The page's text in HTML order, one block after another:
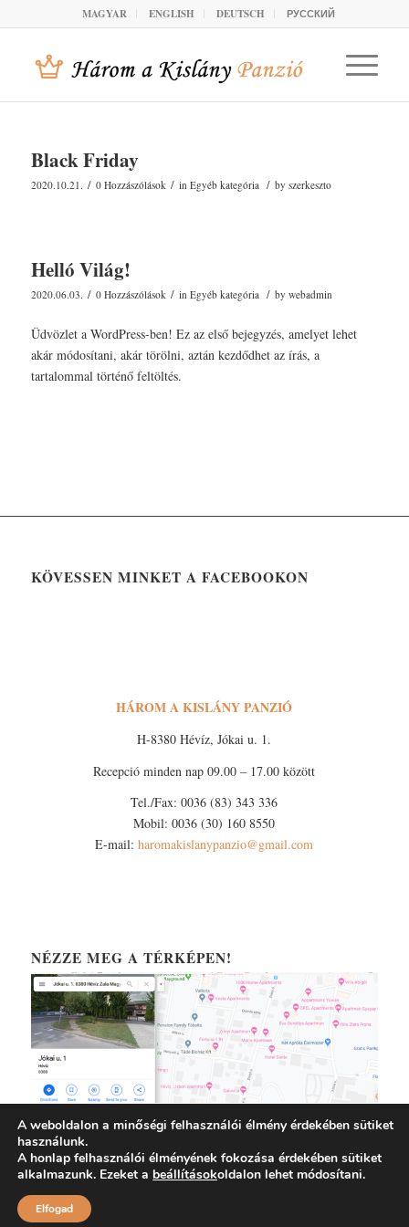
MAGYAR ENGLISH DEUTSCH РУССКИЙ
Black Friday
2020.10.21. / 0 Hozzászólások / in Egyéb kategória / by szerkeszto
Helló Világ!
2020.06.03. / 0 Hozzászólások / in Egyéb kategória / by webadmin
Üdvözlet a WordPress-ben! Ez az első bejegyzés, amelyet lehet
akár módosítani, akár törölni, aztán kezdődhet az írás, a
tartalommal történő feltöltés.
KÖVESSEN MINKET A FACEBOOKON
HÁROM A KISLÁNY PANZIÓ
H-8380 Hévíz, Jókai u. 1.
Recepció minden nap 09.00 – 17.00 között
Tel./Fax: 0036 (83) 343 336
Mobil: 0036 (30) 160 8550
E-mail:haromakislanypanzio@gmail.com
NÉZZE MEG A TÉRKÉPEN!
© Copyright - Három a kislány Panzió | Honlapkészítés:
A weboldalon a minőségi felhasználói élmény érdekében sütiket
használunk.
A honlap felhasználói élményének fokozása érdekében sütiket
alkalmazunk. Ezeket a beállításokoldalon lehet módosítani.
Elfogad